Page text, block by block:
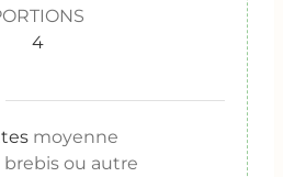
4
moyenne
brebis ou autre